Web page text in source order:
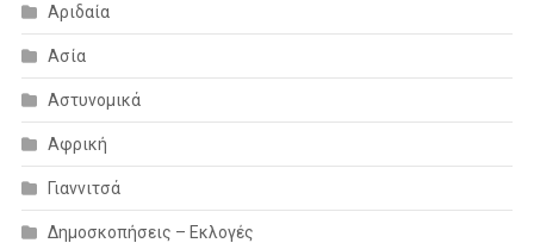
Αριδαία
Ασία
Αστυνομικά
Αφρική
Γιαννιτσά
Δημοσκοπήσεις – Εκλογές